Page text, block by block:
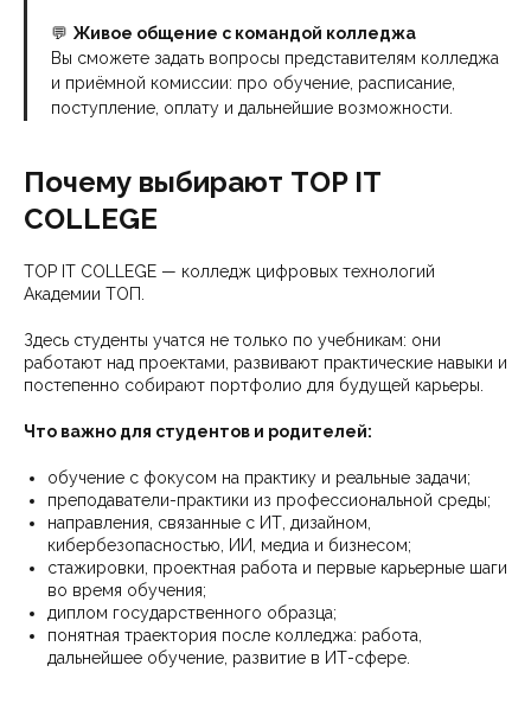
💬 Живое общение с командой колледжа
Вы сможете задать вопросы представителям колледжа
и приёмной комиссии: про обучение, расписание,
поступление, оплату и дальнейшие возможности.
Почему выбирают TOP IT
COLLEGE
TOP IT COLLEGE — колледж цифровых технологий
Академии ТОП.
Здесь студенты учатся не только по учебникам: они
работают над проектами, развивают практические навыки и
постепенно собирают портфолио для будущей карьеры.
Что важно для студентов и родителей:
обучение с фокусом на практику и реальные задачи;
преподаватели-практики из профессиональной среды;
направления, связанные с ИТ, дизайном,
кибербезопасностью, ИИ, медиа и бизнесом;
стажировки, проектная работа и первые карьерные шаги
во время обучения;
диплом государственного образца;
понятная траектория после колледжа: работа,
дальнейшее обучение, развитие в ИТ-сфере.